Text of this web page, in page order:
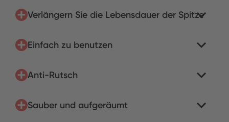
Verlängern Sie die Lebensdauer der Spitze
Einfach zu benutzen
Anti-Rutsch
Sauber und aufgeräumt